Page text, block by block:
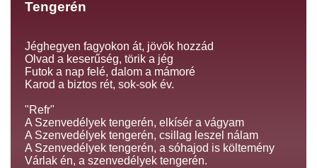
Tengerén
Jéghegyen fagyokon át, jövök hozzád
Olvad a keserűség, törik a jég
Futok a nap felé, dalom a mámoré
Karod a biztos rét, sok-sok év.
"Refr"
A Szenvedélyek tengerén, elkísér a vágyam
A Szenvedélyek tengerén, csillag leszel nálam
A Szenvedélyek tengerén, a sóhajod is költemény
Várlak én, a szenvedélyek tengerén.